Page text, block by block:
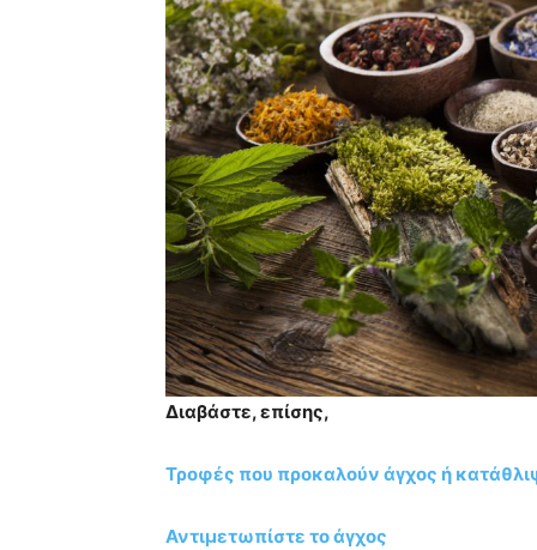
Διαβάστε, επίσης,
Τροφές που προκαλούν άγχος ή
Αντιμετωπίστε το άγχος